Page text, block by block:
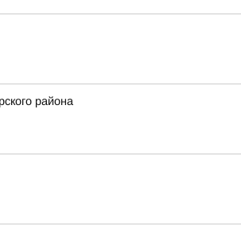
района